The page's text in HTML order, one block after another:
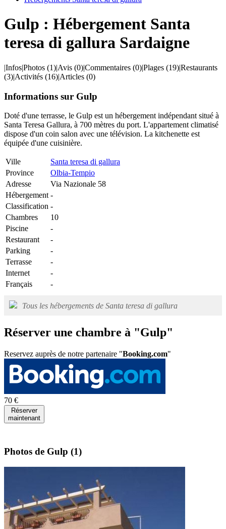
Gulp : Hébergement Santa
teresa di gallura Sardaigne
|Infos|Photos (1)|Avis (0)|Commentaires (0)|Plages (19)|Restaurants
(3)|Activités (16)|Articles (0)
Informations sur Gulp
Doté d'une terrasse, le Gulp est un hébergement indépendant situé à
Santa Teresa Gallura, à 700 mètres du port. L'appartement climatisé
dispose d'un coin salon avec une télévision. La kitchenette est
équipée d'une cuisinière.
Ville
Santa teresa di gallura
Province
Olbia-Tempio
Adresse
Via Nazionale 58
Hébergement -
Classification -
Chambres
10
Piscine
-
Restaurant
-
Parking
-
Terrasse
-
Internet
-
Français
-
Tous les hébergements de Santa teresa di gallura
Réserver une chambre à "Gulp"
Reservez auprès de notre partenaire "Booking.com"
70 €
Réserver
maintenant
Photos de Gulp (1)